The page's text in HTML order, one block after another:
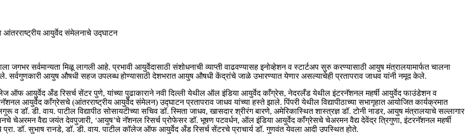
आंतरराष्ट्रीय आयुर्वेद संमेलनाचे उद्घाटन
जगभर सर्वमान्यता मिळू लागली आहे. प्रभावी आयुर्वेदासाठी संशोधनाची व्याप्ती वाढवण्यासह इनोव्हेशन व स्टार्टअप सुरु करण्यासाठी आयुष मंत्रालयामार्फत चालना
सर्वगुणकारी आयुष औषधी सहज उपलब्ध होण्यासाठी देशभरात आयुष औषधी केंद्रांचे जाळे उभारण्यात येणार असल्याचेही प्रतापराव जाधव यांनी नमूद केले.
ऑफ आयुर्वेद अँड रिसर्च सेंटर पुणे, यांच्या पुढाकाराने नवी दिल्ली येथील ऑल इंडिया आयुर्वेद काँग्रेस, नेदरलँड येथील इंटरनॅशनल महर्षी आयुर्वेद फाउंडेशन व
आयुर्वेद काँग्रेसचे (आंतरराष्ट्रीय आयुर्वेद संमेलन) उद्घाटन प्रतापराव जाधव यांच्या हस्ते झाले. पिंपरी येथील विद्यापीठाच्या सभागृहात आयोजित कार्यक्रमात
व डॉ. डी. वाय. पाटील विद्यापीठ सोसायटीच्या सचिव डॉ. स्मिता जाधव, खासदार श्रीरंग बारणे, अमेरिकास्थित शास्त्रज्ञ डॉ. टोनी नाडर, आयुष मंत्रालयाचे सल्लागार
चेअरमन वैद्य जयंत देवपुजारी, ‘आयुष’चे नॅशनल रिसर्च प्रोफेसर डॉ. भूषण पटवर्धन, ऑल इंडिया आयुर्वेद काँग्रेसचे चेअरमन वैद्य देवेंद्र त्रिगुणा, इंटरनॅशनल महर्षी
डॉ. सुभाष रानडे, डॉ. डी. वाय. पाटील कॉलेज ऑफ आयुर्वेद अँड रिसर्च सेंटरचे प्राचार्य डॉ. गुणवंत येवला आदी उपस्थित होते.